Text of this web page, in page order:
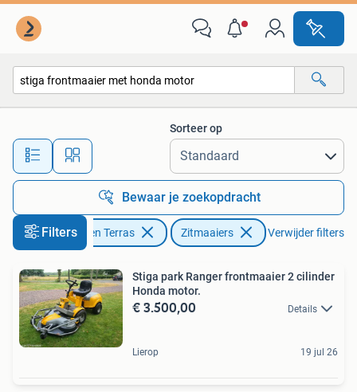
Alle afstanden…
Sorteer op
Bewaar je zoekopdracht
FiltersTuin en Terras Zitmaaiers Verwijder filters
Stiga park Ranger frontmaaier 2 cilinder
Honda motor.
€ 3.500,00 Details
Lierop 19 jul 26